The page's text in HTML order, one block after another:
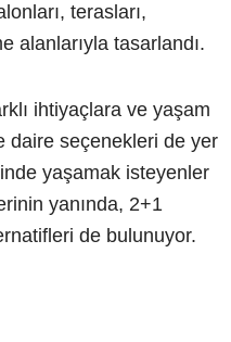
terasları,
alanlarıyla tasarlandı.
ihtiyaçlara ve yaşam
daire seçenekleri de yer
yaşamak isteyenler
yanında, 2+1
de bulunuyor.